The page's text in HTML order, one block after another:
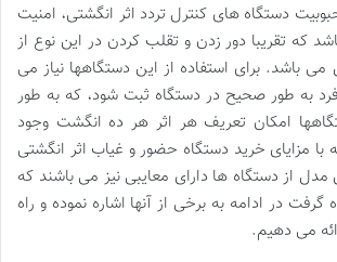
دستگاه های کنترل تردد اثر انگشتی، امنیت
که تقریبا دور زدن و تقلب کردن در این نوع از
باشد. برای استفاده از این دستگاهها نیاز می
به طور صحیح در دستگاه ثبت شود، که به طور
امکان تعریف هر اثر هر ده انگشت وجود
با مزایای خرید دستگاه حضور و غیاب اثر انگشتی
از دستگاه ها دارای معایبی نیز می باشند که
گرفت در ادامه به برخی از آنها اشاره نموده و راه
می دهیم.